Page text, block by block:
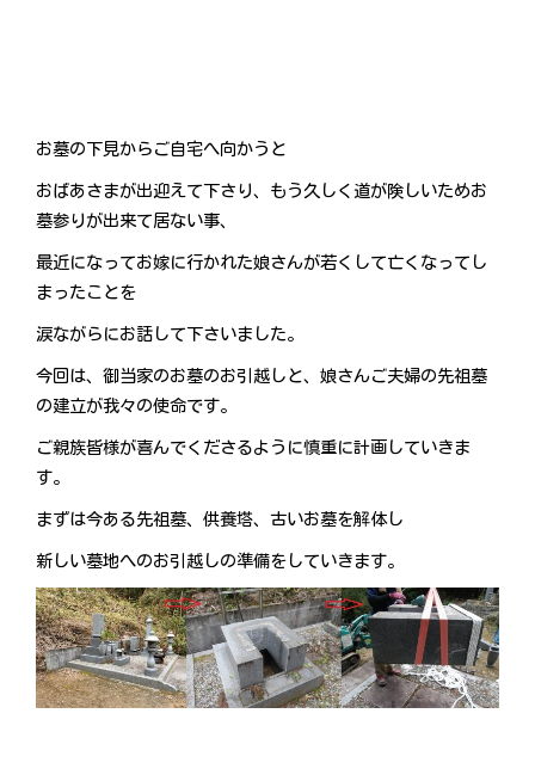
お墓の下見からご自宅へ向かうと
おばあさまが出迎えて下さり、もう久しく道が険しいためお
墓参りが出来て居ない事、
最近になってお嫁に行かれた娘さんが若くして亡くなってし
まったことを
涙ながらにお話して下さいました。
今回は、御当家のお墓のお引越しと、娘さんご夫婦の先祖墓
の建立が我々の使命です。
ご親族皆様が喜んでくださるように慎重に計画していきま
す。
まずは今ある先祖墓、供養塔、古いお墓を解体し
新しい墓地へのお引越しの準備をしていきます。